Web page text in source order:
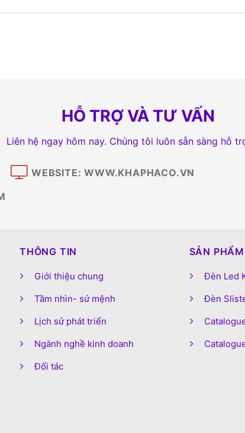
HỖ TRỢ VÀ TƯ VẤN
Liên hệ ngay hôm nay. Chúng tôi luôn sẵn sàng hỗ
WEBSITE: WWW.KHAPHACO.VN
THÔNG TIN
Giới thiệu chung
Tầm nhìn- sứ mệnh
Lịch sử phát triển
Ngành nghề kinh doanh
Đối tác
SẢN
Đèn Led
Đèn